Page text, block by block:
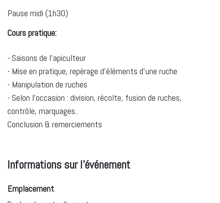
Pause midi (1h30)
Cours pratique:
- Saisons de l'apiculteur
- Mise en pratique, repérage d'éléments d'une ruche
- Manipulation de ruches
- Selon l'occasion : division, récolte, fusion de ruches,
contrôle, marquages..
Conclusion & remerciements
Informations sur l'événement
Emplacement